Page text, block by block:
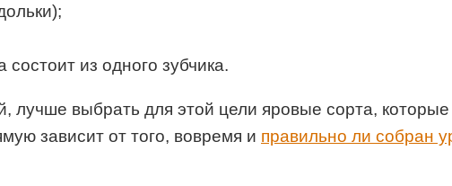
состоит из одного зубчика.
лучше выбрать для этой цели яровые сорта,
зависит от того, вовремя и правильно ли собран